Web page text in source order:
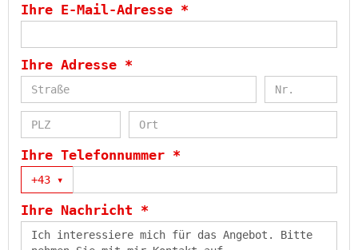
Ihre E-Mail-Adresse *
Ihre Adresse *
Ihre Telefonnummer *
+43 ▾
Ihre Nachricht *